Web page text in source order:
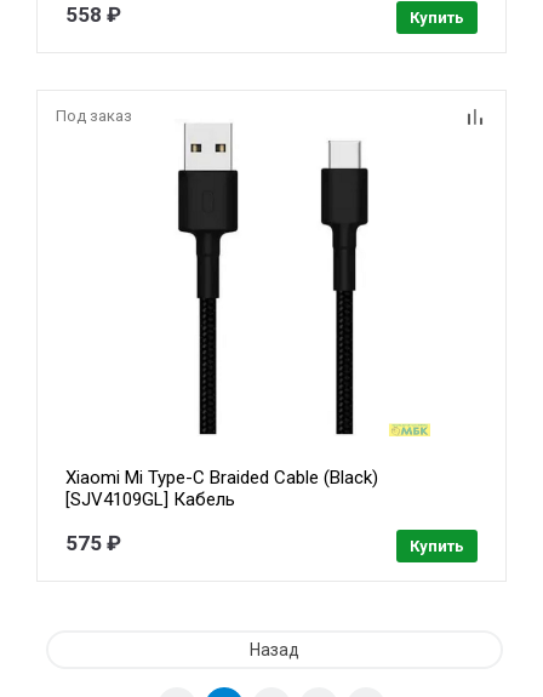
558 ₽ Купить
Под заказ
Xiaomi Mi Type-C Braided Cable (Black)
[SJV4109GL] Кабель
575 ₽ Купить
Назад